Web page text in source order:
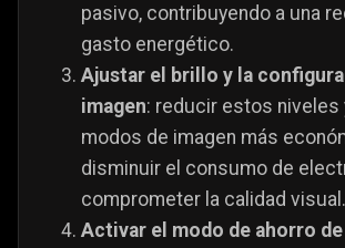
pasivo, contribuyendo a una
gasto energético.
Ajustar el brillo y la
imagen: reducir estos niveles
modos de imagen más
disminuir el consumo de
comprometer la calidad visual.
Activar el modo de ahorro